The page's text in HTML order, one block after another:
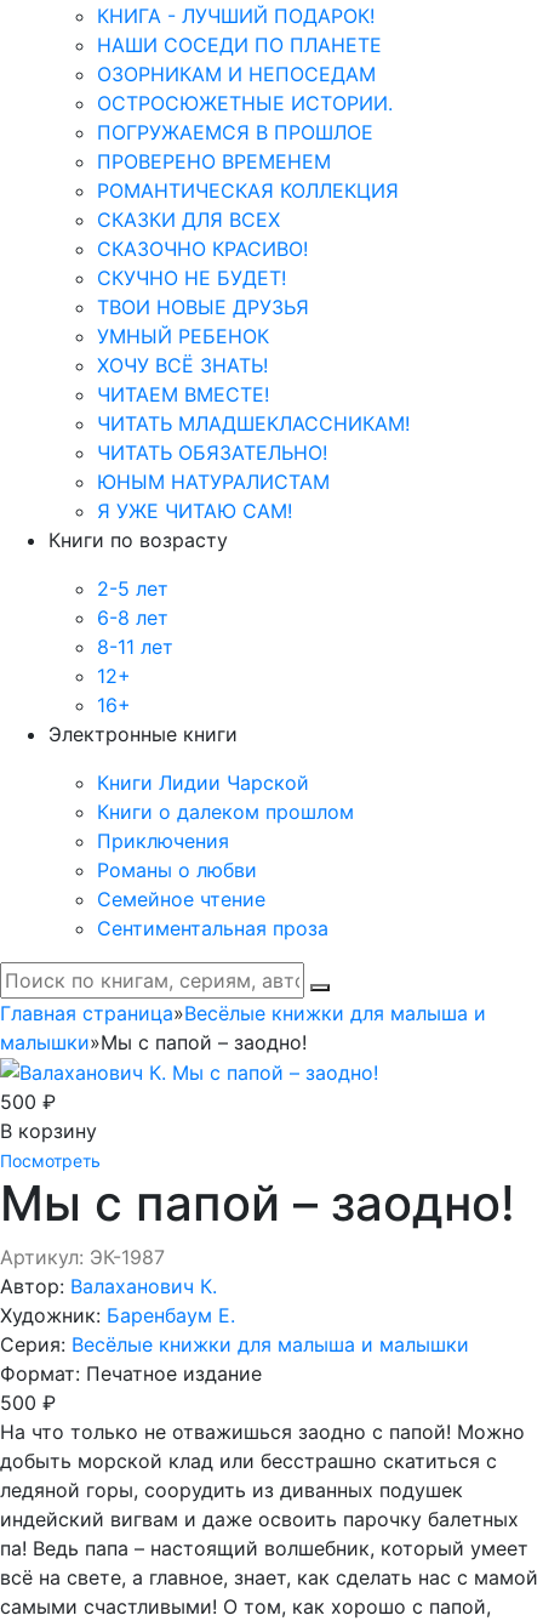
КНИГА - ЛУЧШИЙ ПОДАРОК!
НАШИ СОСЕДИ ПО ПЛАНЕТЕ
ОЗОРНИКАМ И НЕПОСЕДАМ
ОСТРОСЮЖЕТНЫЕ ИСТОРИИ.
ПОГРУЖАЕМСЯ В ПРОШЛОЕ
ПРОВЕРЕНО ВРЕМЕНЕМ
РОМАНТИЧЕСКАЯ КОЛЛЕКЦИЯ
СКАЗКИ ДЛЯ ВСЕХ
СКАЗОЧНО КРАСИВО!
СКУЧНО НЕ БУДЕТ!
ТВОИ НОВЫЕ ДРУЗЬЯ
УМНЫЙ РЕБЕНОК
ХОЧУ ВСЁ ЗНАТЬ!
ЧИТАЕМ ВМЕСТЕ!
ЧИТАТЬ МЛАДШЕКЛАССНИКАМ!
ЧИТАТЬ ОБЯЗАТЕЛЬНО!
ЮНЫМ НАТУРАЛИСТАМ
Я УЖЕ ЧИТАЮ САМ!
Книги по возрасту
2-5 лет
6-8 лет
8-11 лет
12+
16+
Электронные книги
Книги Лидии Чарской
Книги о далеком прошлом
Приключения
Романы о любви
Семейное чтение
Сентиментальная проза
Главная страница»Весёлые книжки для малыша и
малышки»Мы с папой – заодно!
500 ₽
В корзину
Посмотреть
Мы с папой – заодно!
Артикул: ЭК-1987
Автор: Валаханович К.
Художник: Баренбаум Е.
Серия: Весёлые книжки для малыша и малышки
Формат: Печатное издание
500 ₽
На что только не отважишься заодно с папой! Можно
добыть морской клад или бесстрашно скатиться с
ледяной горы, соорудить из диванных подушек
индейский вигвам и даже освоить парочку балетных
па! Ведь папа – настоящий волшебник, который умеет
всё на свете, а главное, знает, как сделать нас с мамой
самыми счастливыми! О том, как хорошо с папой,